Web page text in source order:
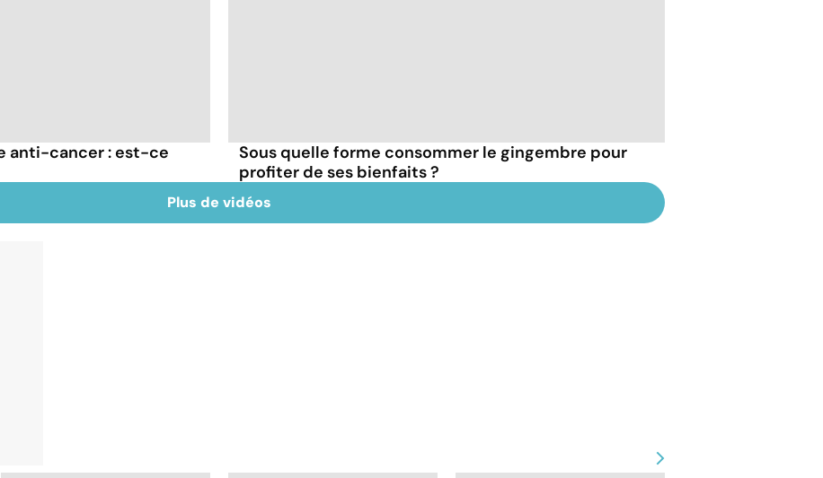
anti-cancer : est-ce
Sous quelle forme consommer le gingembre pour
profiter de ses bienfaits ?
Plus de vidéos